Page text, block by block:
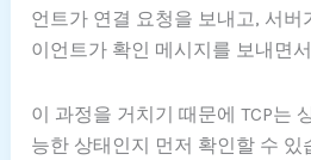
언트가 연결 요청을 보내고, 서
이언트가 확인 메시지를 보내면
이 과정을 거치기 때문에 TCP는
능한 상태인지 먼저 확인할 수 있